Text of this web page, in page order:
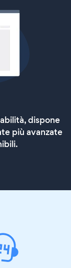
dispone
più avanzate